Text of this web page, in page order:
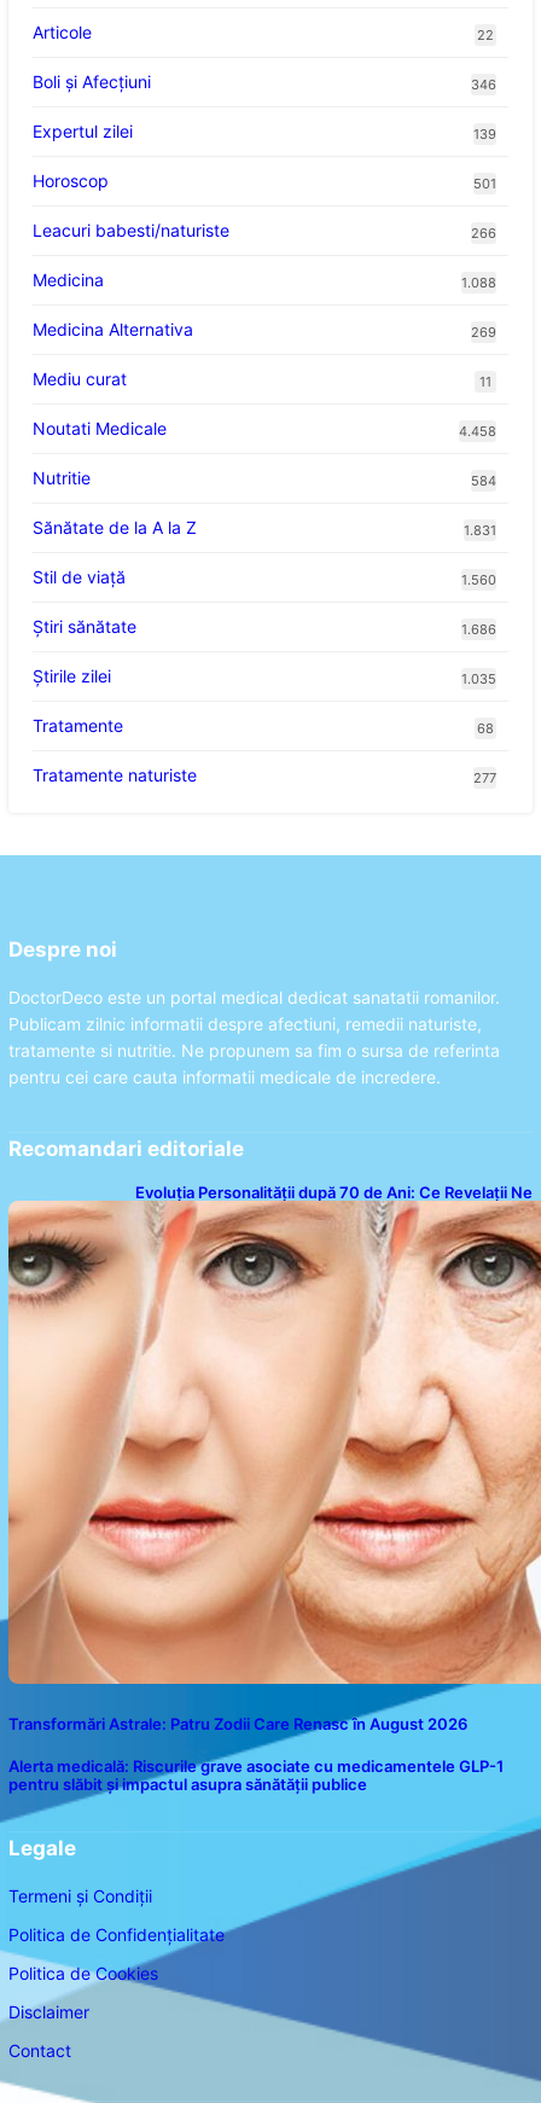
Articole 22
Boli și Afecțiuni 346
Expertul zilei 139
Horoscop 501
Leacuri babesti/naturiste 266
Medicina 1.088
Medicina Alternativa 269
Mediu curat 11
Noutati Medicale 4.458
Nutritie 584
Sănătate de la A la Z 1.831
Stil de viaţă 1.560
Ştiri sănătate 1.686
Știrile zilei 1.035
Tratamente 68
Tratamente naturiste 277
Despre noi
DoctorDeco este un portal medical dedicat sanatatii romanilor.
Publicam zilnic informatii despre afectiuni, remedii naturiste,
tratamente si nutritie. Ne propunem sa fim o sursa de referinta
pentru cei care cauta informatii medicale de incredere.
Recomandari editoriale
Evoluția Personalității după 70 de Ani: Ce Revelații Ne
Oferă Studiile Psihologice
Transformări Astrale: Patru Zodii Care Renasc în August 2026
Alerta medicală: Riscurile grave asociate cu medicamentele GLP-1
pentru slăbit și impactul asupra sănătății publice
Legale
Termeni și Condiții
Politica de Confidențialitate
Politica de Cookies
Disclaimer
Contact